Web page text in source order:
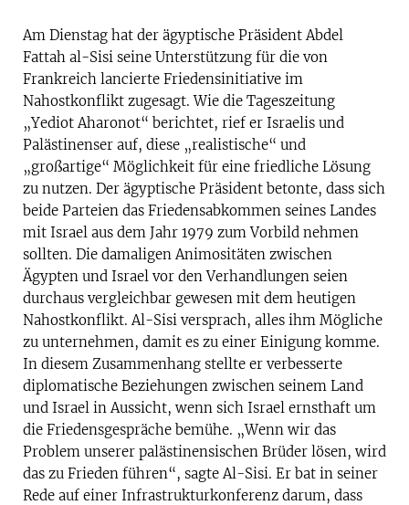
Am Dienstag hat der ägyptische Präsident Abdel
Fattah al-Sisi seine Unterstützung für die von
Frankreich lancierte Friedensinitiative im
Nahostkonflikt zugesagt. Wie die Tageszeitung
„Yediot Aharonot“ berichtet, rief er Israelis und
Palästinenser auf, diese „realistische“ und
„großartige“ Möglichkeit für eine friedliche Lösung
zu nutzen. Der ägyptische Präsident betonte, dass sich
beide Parteien das Friedensabkommen seines Landes
mit Israel aus dem Jahr 1979 zum Vorbild nehmen
sollten. Die damaligen Animositäten zwischen
Ägypten und Israel vor den Verhandlungen seien
durchaus vergleichbar gewesen mit dem heutigen
Nahostkonflikt. Al-Sisi versprach, alles ihm Mögliche
zu unternehmen, damit es zu einer Einigung komme.
In diesem Zusammenhang stellte er verbesserte
diplomatische Beziehungen zwischen seinem Land
und Israel in Aussicht, wenn sich Israel ernsthaft um
die Friedensgespräche bemühe. „Wenn wir das
Problem unserer palästinensischen Brüder lösen, wird
das zu Frieden führen“, sagte Al-Sisi. Er bat in seiner
Rede auf einer Infrastrukturkonferenz darum, dass